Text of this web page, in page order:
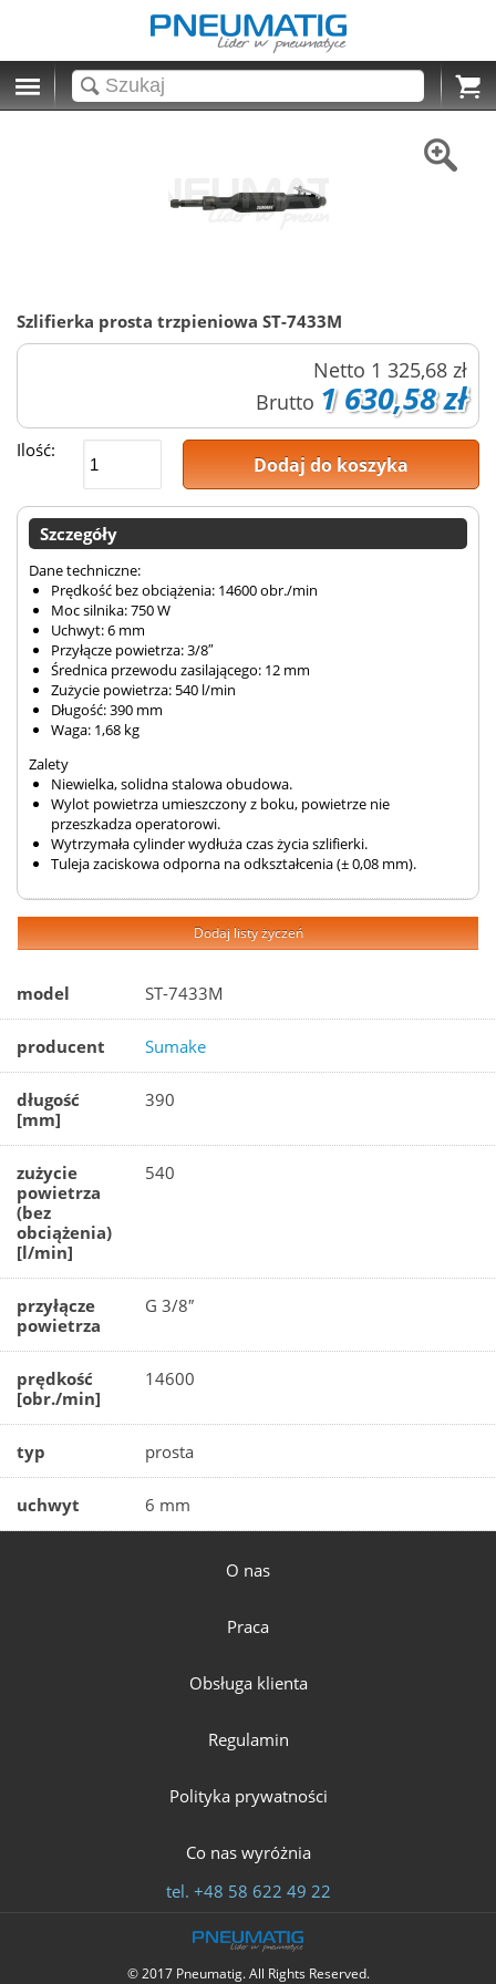
Cart
Szlifierka prosta trzpieniowa ST-7433M
Netto 1 325,68 zł
Brutto 1 630,58 zł
Ilość:
Dodaj do koszyka
Szczegóły
Dane techniczne:
Prędkość bez obciążenia: 14600 obr./min
Moc silnika: 750 W
Uchwyt: 6 mm
Przyłącze powietrza: 3/8″
Średnica przewodu zasilającego: 12 mm
Zużycie powietrza: 540 l/min
Długość: 390 mm
Waga: 1,68 kg
Zalety
Niewielka, solidna stalowa obudowa.
Wylot powietrza umieszczony z boku, powietrze nie
przeszkadza operatorowi.
Wytrzymała cylinder wydłuża czas życia szlifierki.
Tuleja zaciskowa odporna na odkształcenia (± 0,08 mm).
Dodaj listy życzeń
model ST-7433M
producent Sumake
długość
[mm]
390
zużycie
powietrza
(bez
obciążenia)
[l/min]
540
przyłącze
powietrza
G 3/8″
prędkość
[obr./min]
14600
typ prosta
uchwyt 6 mm
O nas
Praca
Obsługa klienta
Regulamin
Polityka prywatności
Co nas wyróżnia
tel. +48 58 622 49 22
© 2017 Pneumatig. All Rights Reserved.